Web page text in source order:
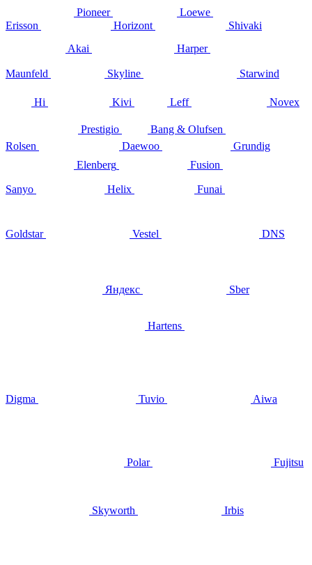
Pioneer
Loewe
Erisson
Horizont
Shivaki
Akai
Harper
Maunfeld Skyline Starwind
Hi Kivi Leff Novex
Prestigio
Bang & Olufsen
Rolsen
Daewoo
Grundig
Elenberg
Fusion
Sanyo Helix Funai
Goldstar Vestel DNS
Яндекс Sber
Hartens
Digma Tuvio Aiwa
Polar Fujitsu
Skyworth Irbis